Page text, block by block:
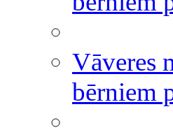
Vāveres
bērniem